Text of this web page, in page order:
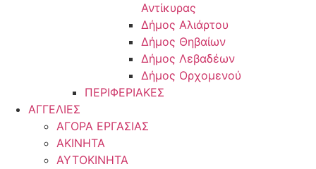
Αντίκυρας
Δήμος Αλιάρτου
Δήμος Θηβαίων
Δήμος Λεβαδέων
Δήμος Ορχομενού
ΠΕΡΙΦΕΡΙΑΚΕΣ
ΑΓΓΕΛΙΕΣ
ΑΓΟΡΑ ΕΡΓΑΣΙΑΣ
ΑΚΙΝΗΤΑ
ΑΥΤΟΚΙΝΗΤΑ